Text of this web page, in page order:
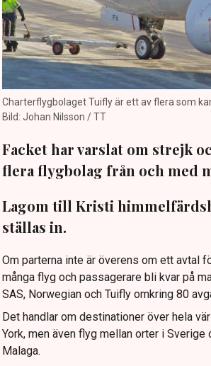
Charterflygbolaget Tuifly är ett av flera som
Bild: Johan Nilsson / TT
Facket har varslat om strejk
flera flygbolag från och med
Lagom till Kristi
ställas in.
Om parterna inte är överens om ett avtal
många flyg och passagerare bli kvar på
SAS, Norwegian och Tuifly omkring 80
Det handlar om destinationer över hela
York, men även flyg mellan orter i
Malaga.